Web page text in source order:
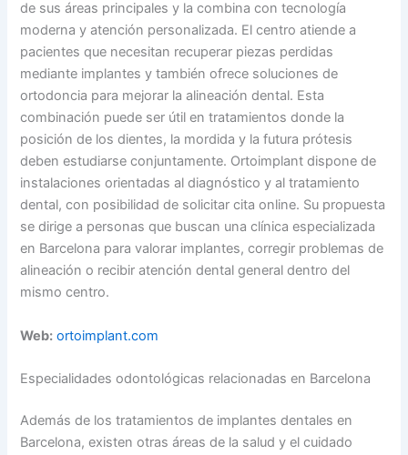
de sus áreas principales y la combina con tecnología
moderna y atención personalizada. El centro atiende a
pacientes que necesitan recuperar piezas perdidas
mediante implantes y también ofrece soluciones de
ortodoncia para mejorar la alineación dental. Esta
combinación puede ser útil en tratamientos donde la
posición de los dientes, la mordida y la futura prótesis
deben estudiarse conjuntamente. Ortoimplant dispone de
instalaciones orientadas al diagnóstico y al tratamiento
dental, con posibilidad de solicitar cita online. Su propuesta
se dirige a personas que buscan una clínica especializada
en Barcelona para valorar implantes, corregir problemas de
alineación o recibir atención dental general dentro del
mismo centro.
Web: ortoimplant.com
Especialidades odontológicas relacionadas en Barcelona
Además de los tratamientos de implantes dentales en
Barcelona, existen otras áreas de la salud y el cuidado